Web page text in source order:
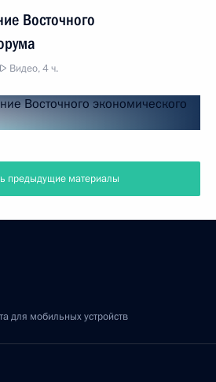
Восточного
Видео, 4 ч.
предыдущие материалы
для мобильных устройств